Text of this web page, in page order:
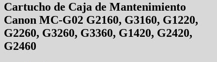
Cartucho de Caja de Mantenimiento
Canon MC-G02 G2160, G3160, G1220,
G2260, G3260, G3360, G1420, G2420,
G2460